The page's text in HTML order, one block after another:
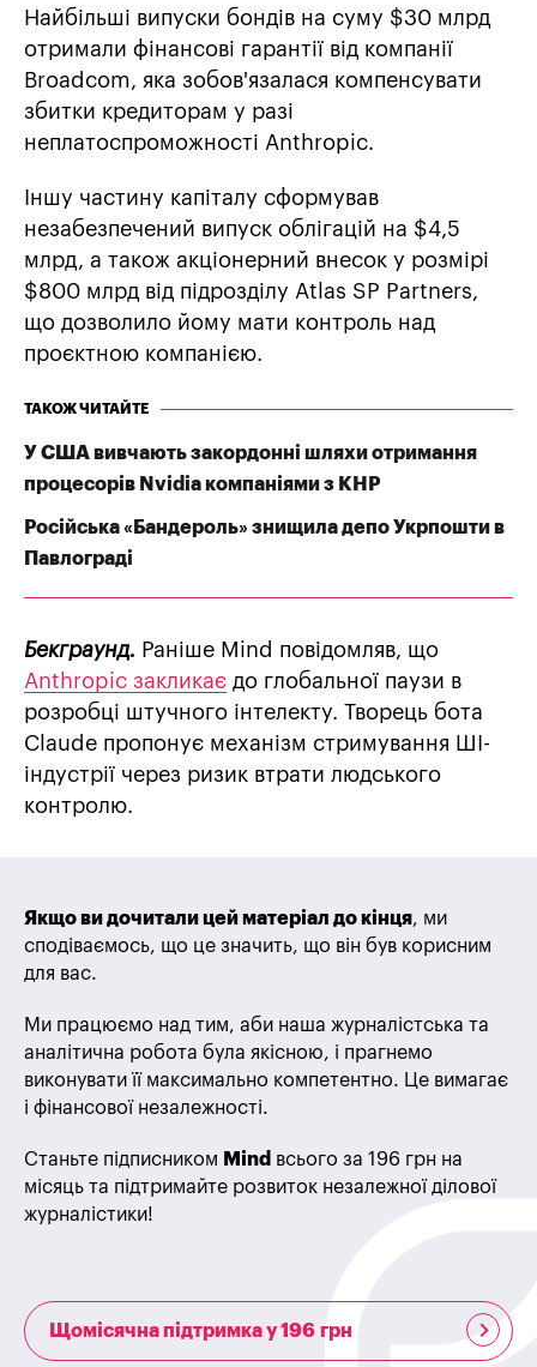
Найбільші випуски бондів на суму $30 млрд
отримали фінансові гарантії від компанії
Broadcom, яка зобов'язалася компенсувати
збитки кредиторам у разі
неплатоспроможності Anthropic.
Іншу частину капіталу сформував
незабезпечений випуск облігацій на $4,5
млрд, а також акціонерний внесок у розмірі
$800 млрд від підрозділу Atlas SP Partners,
що дозволило йому мати контроль над
проєктною компанією.
ТАКОЖ ЧИТАЙТЕ
У США вивчають закордонні шляхи отримання
процесорів Nvidia компаніями з КНР
Російська «Бандероль» знищила депо Укрпошти в
Павлограді
Бекграунд. Раніше Mind повідомляв, що
Anthropic закликає до глобальної паузи в
розробці штучного інтелекту. Творець бота
Claude пропонує механізм стримування ШІ-
індустрії через ризик втрати людського
контролю.
Якщо ви дочитали цей матеріал до кінця, ми
сподіваємось, що це значить, що він був корисним
для вас.
Ми працюємо над тим, аби наша журналістська та
аналітична робота була якісною, і прагнемо
виконувати її максимально компетентно. Це вимагає
і фінансової незалежності.
Станьте підписником Mind всього за 196 грн на
місяць та підтримайте розвиток незалежної ділової
журналістики!
Щомісячна підтримка у 196 грн